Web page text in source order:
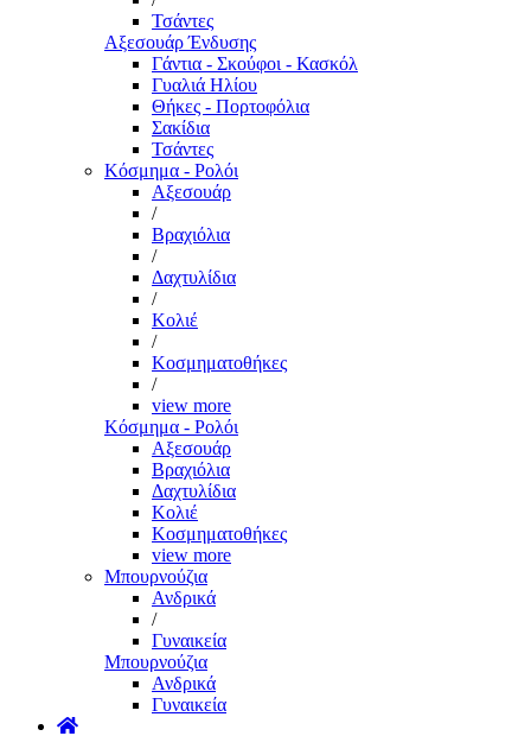
Τσάντες
Αξεσουάρ Ένδυσης
Γάντια - Σκούφοι - Κασκόλ
Γυαλιά Ηλίου
Θήκες - Πορτοφόλια
Σακίδια
Τσάντες
Κόσμημα - Ρολόι
Αξεσουάρ
/
Βραχιόλια
/
Δαχτυλίδια
/
Κολιέ
/
Κοσμηματοθήκες
/
view more
Κόσμημα - Ρολόι
Αξεσουάρ
Βραχιόλια
Δαχτυλίδια
Κολιέ
Κοσμηματοθήκες
view more
Μπουρνούζια
Ανδρικά
/
Γυναικεία
Μπουρνούζια
Ανδρικά
Γυναικεία